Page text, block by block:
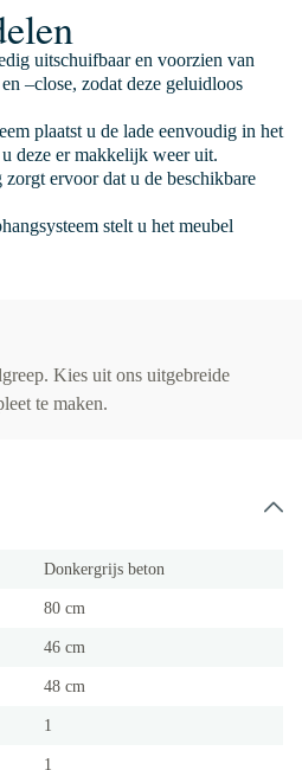
uitschuifbaar en voorzien van
–close, zodat deze geluidloos
plaatst u de lade eenvoudig in het
deze er makkelijk weer uit.
ervoor dat u de beschikbare
stelt u het meubel
Kies uit ons uitgebreide
te maken.
Donkergrijs beton
80 cm
46 cm
48 cm
1
1